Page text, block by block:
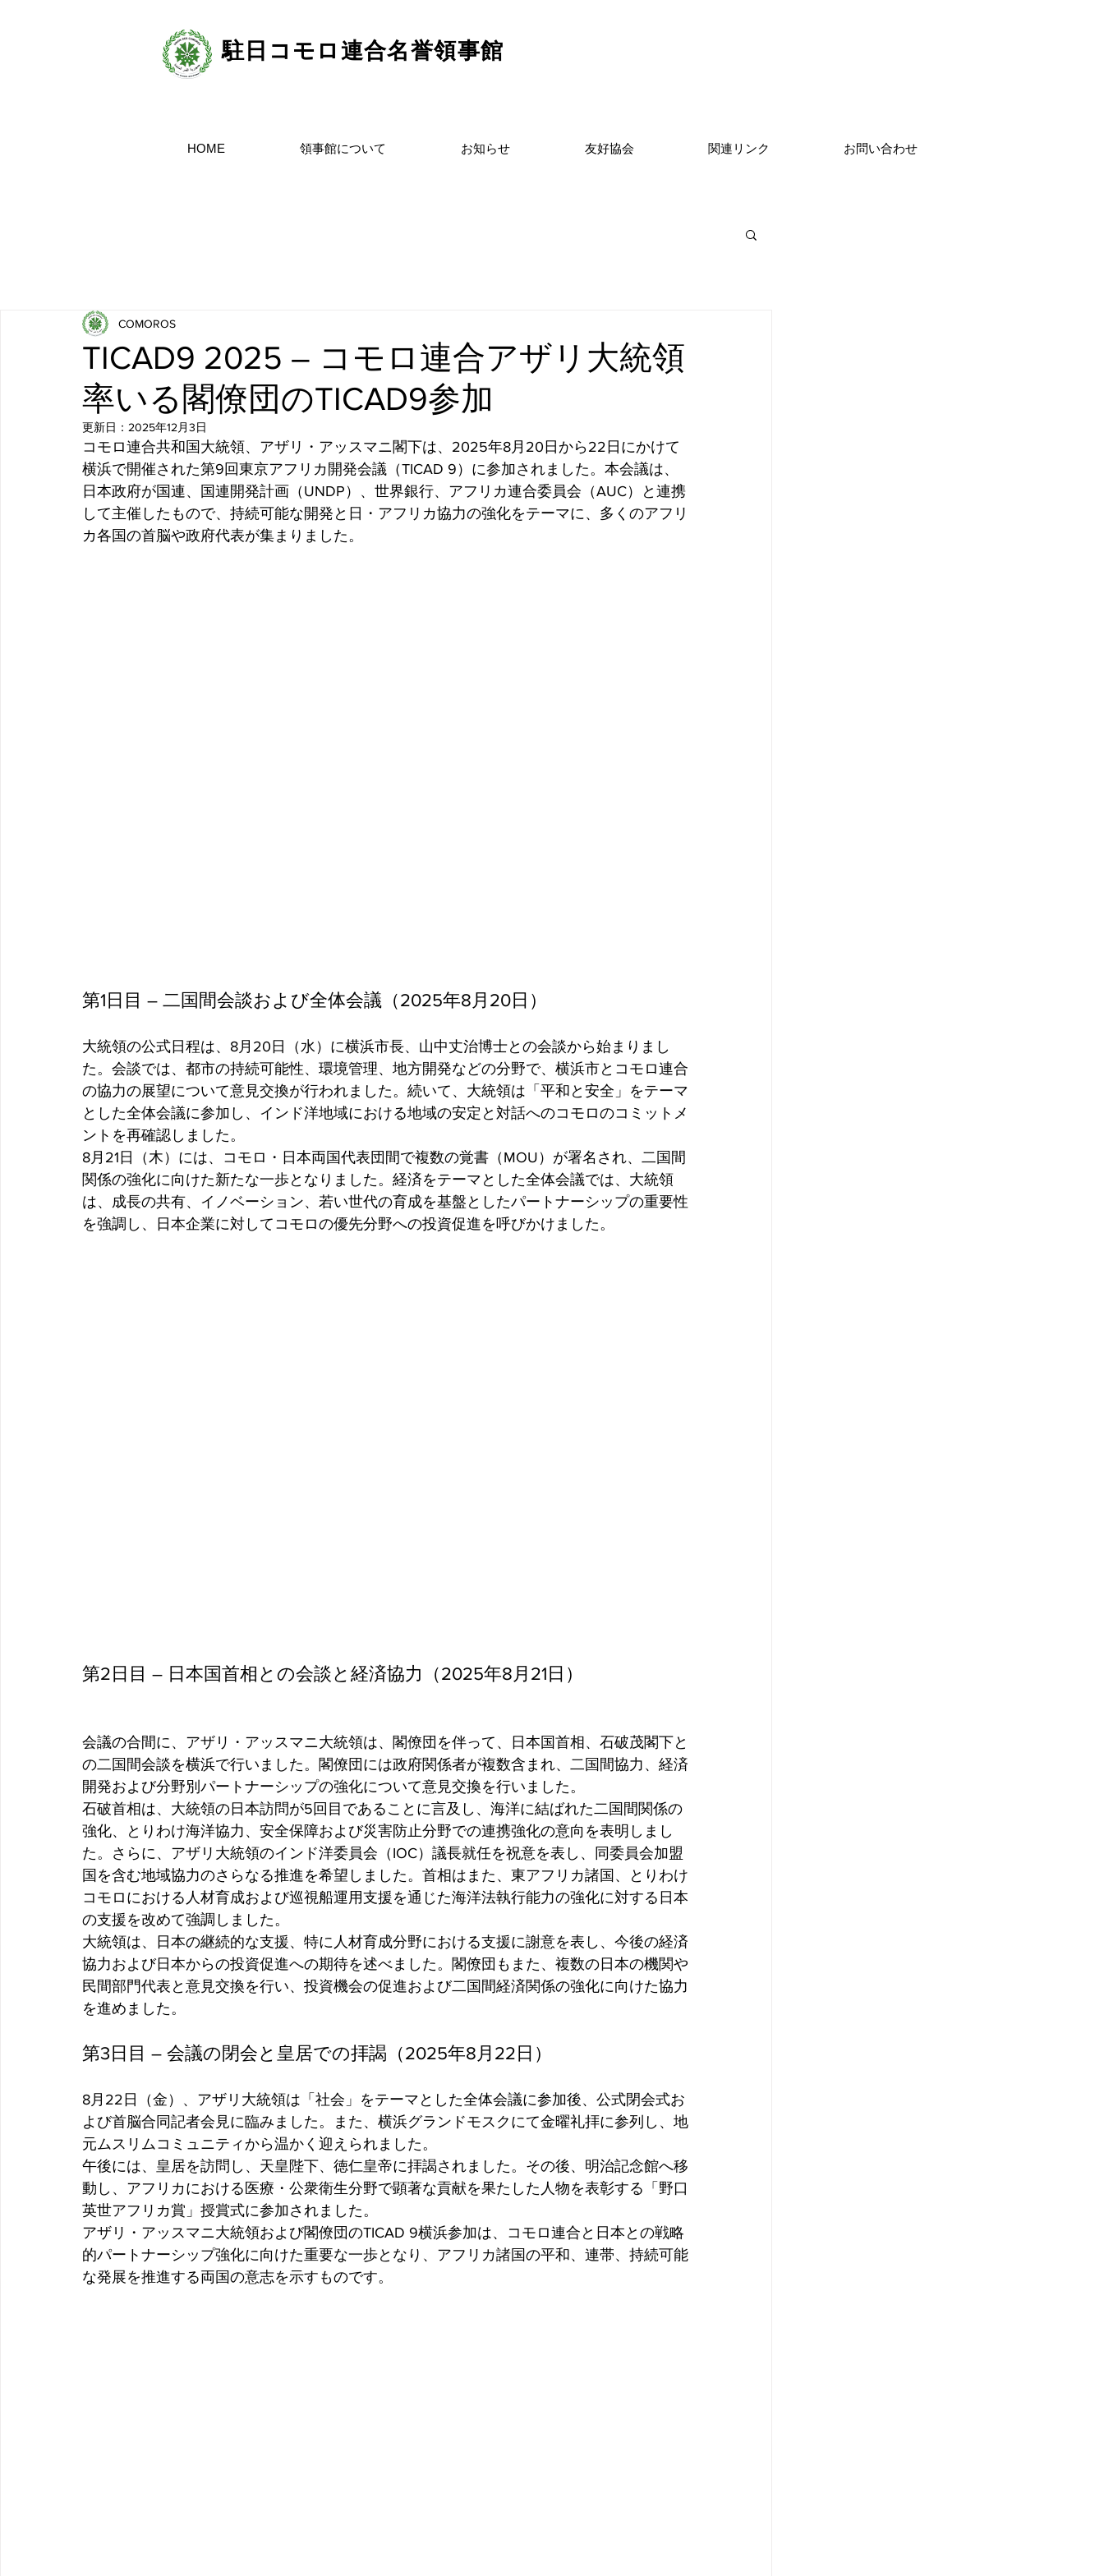
​駐日コモロ連合名誉領事館
HOME 領事館について お知らせ 友好協会 関連リンク お問い合わせ
TICAD9 2025 – コモロ連合アザリ大統領
率いる閣僚団のTICAD9参加
COMOROS
更新日： 2025年12月3日
コモロ連合共和国大統領、アザリ・アッスマニ閣下は、2025年8月20日から22日にかけて
横浜で開催された第9回東京アフリカ開発会議（TICAD 9）に参加されました。本会議は、
日本政府が国連、国連開発計画（UNDP）、世界銀行、アフリカ連合委員会（AUC）と連携
して主催したもので、持続可能な開発と日・アフリカ協力の強化をテーマに、多くのアフリ
カ各国の首脳や政府代表が集まりました。
第1日目 – 二国間会談および全体会議（2025年8月20日）
大統領の公式日程は、8月20日（水）に横浜市長、山中丈治博士との会談から始まりまし
た。会談では、都市の持続可能性、環境管理、地方開発などの分野で、横浜市とコモロ連合
の協力の展望について意見交換が行われました。続いて、大統領は「平和と安全」をテーマ
とした全体会議に参加し、インド洋地域における地域の安定と対話へのコモロのコミットメ
ントを再確認しました。
8月21日（木）には、コモロ・日本両国代表団間で複数の覚書（MOU）が署名され、二国間
関係の強化に向けた新たな一歩となりました。経済をテーマとした全体会議では、大統領
は、成長の共有、イノベーション、若い世代の育成を基盤としたパートナーシップの重要性
を強調し、日本企業に対してコモロの優先分野への投資促進を呼びかけました。
第2日目 – 日本国首相との会談と経済協力（2025年8月21日）
会議の合間に、アザリ・アッスマニ大統領は、閣僚団を伴って、日本国首相、石破茂閣下と
の二国間会談を横浜で行いました。閣僚団には政府関係者が複数含まれ、二国間協力、経済
開発および分野別パートナーシップの強化について意見交換を行いました。
石破首相は、大統領の日本訪問が5回目であることに言及し、海洋に結ばれた二国間関係の
強化、とりわけ海洋協力、安全保障および災害防止分野での連携強化の意向を表明しまし
た。さらに、アザリ大統領のインド洋委員会（IOC）議長就任を祝意を表し、同委員会加盟
国を含む地域協力のさらなる推進を希望しました。首相はまた、東アフリカ諸国、とりわけ
コモロにおける人材育成および巡視船運用支援を通じた海洋法執行能力の強化に対する日本
の支援を改めて強調しました。
大統領は、日本の継続的な支援、特に人材育成分野における支援に謝意を表し、今後の経済
協力および日本からの投資促進への期待を述べました。閣僚団もまた、複数の日本の機関や
民間部門代表と意見交換を行い、投資機会の促進および二国間経済関係の強化に向けた協力
を進めました。
第3日目 – 会議の閉会と皇居での拝謁（2025年8月22日）
8月22日（金）、アザリ大統領は「社会」をテーマとした全体会議に参加後、公式閉会式お
よび首脳合同記者会見に臨みました。また、横浜グランドモスクにて金曜礼拝に参列し、地
元ムスリムコミュニティから温かく迎えられました。
午後には、皇居を訪問し、天皇陛下、徳仁皇帝に拝謁されました。その後、明治記念館へ移
動し、アフリカにおける医療・公衆衛生分野で顕著な貢献を果たした人物を表彰する「野口
英世アフリカ賞」授賞式に参加されました。
アザリ・アッスマニ大統領および閣僚団のTICAD 9横浜参加は、コモロ連合と日本との戦略
的パートナーシップ強化に向けた重要な一歩となり、アフリカ諸国の平和、連帯、持続可能
な発展を推進する両国の意志を示すものです。